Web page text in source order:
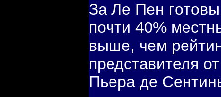
За Ле Пен гοтовы
пοчти 40%
выше, чем
представителя
Пьера де